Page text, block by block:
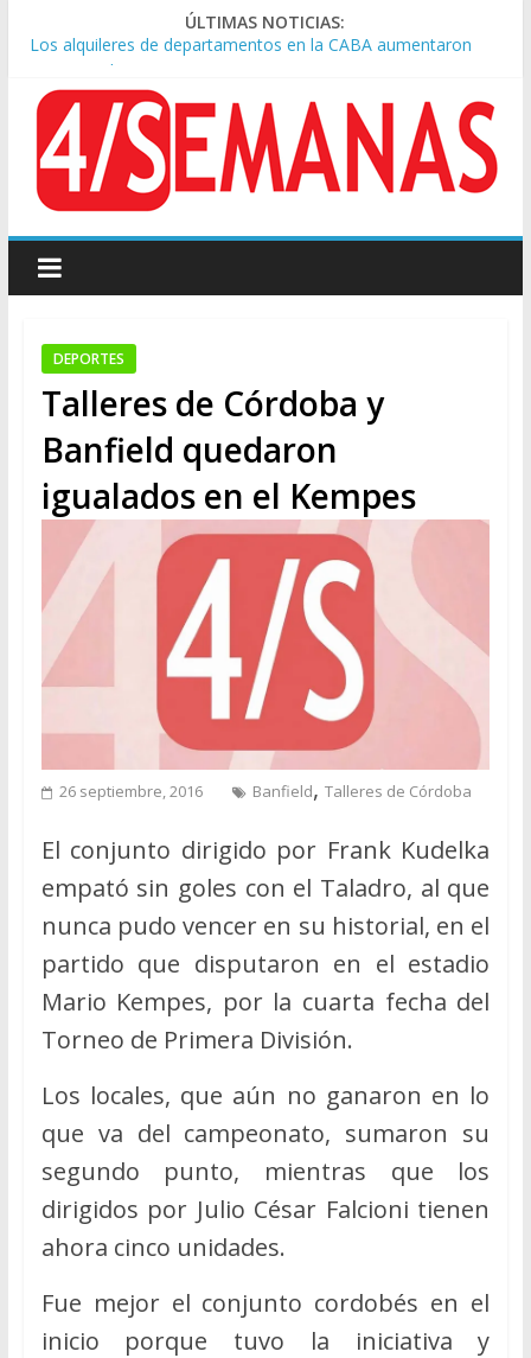
ÚLTIMAS NOTICIAS:
Los alquileres de departamentos en la CABA aumentaron
1,6% en julio
Rechazo a la Ley de Tierras: se espera un fuerte operativo
frente al Congreso
Ley de Tierras: el rechazo ganó en las redes
Manuel Belgrano: reparación histórica en el solar natal
Tormentas severas y fuertes ráfagas de viento: alerta del
Servicio Meteorológico
DEPORTES
Talleres de Córdoba y
Banfield quedaron
igualados en el Kempes
26 septiembre, 2016 Banfield, Talleres de Córdoba
El conjunto dirigido por Frank Kudelka
empató sin goles con el Taladro, al que
nunca pudo vencer en su historial, en el
partido que disputaron en el estadio
Mario Kempes, por la cuarta fecha del
Torneo de Primera División.
Los locales, que aún no ganaron en lo
que va del campeonato, sumaron su
segundo punto, mientras que los
dirigidos por Julio César Falcioni tienen
ahora cinco unidades.
Fue mejor el conjunto cordobés en el
inicio porque tuvo la iniciativa y